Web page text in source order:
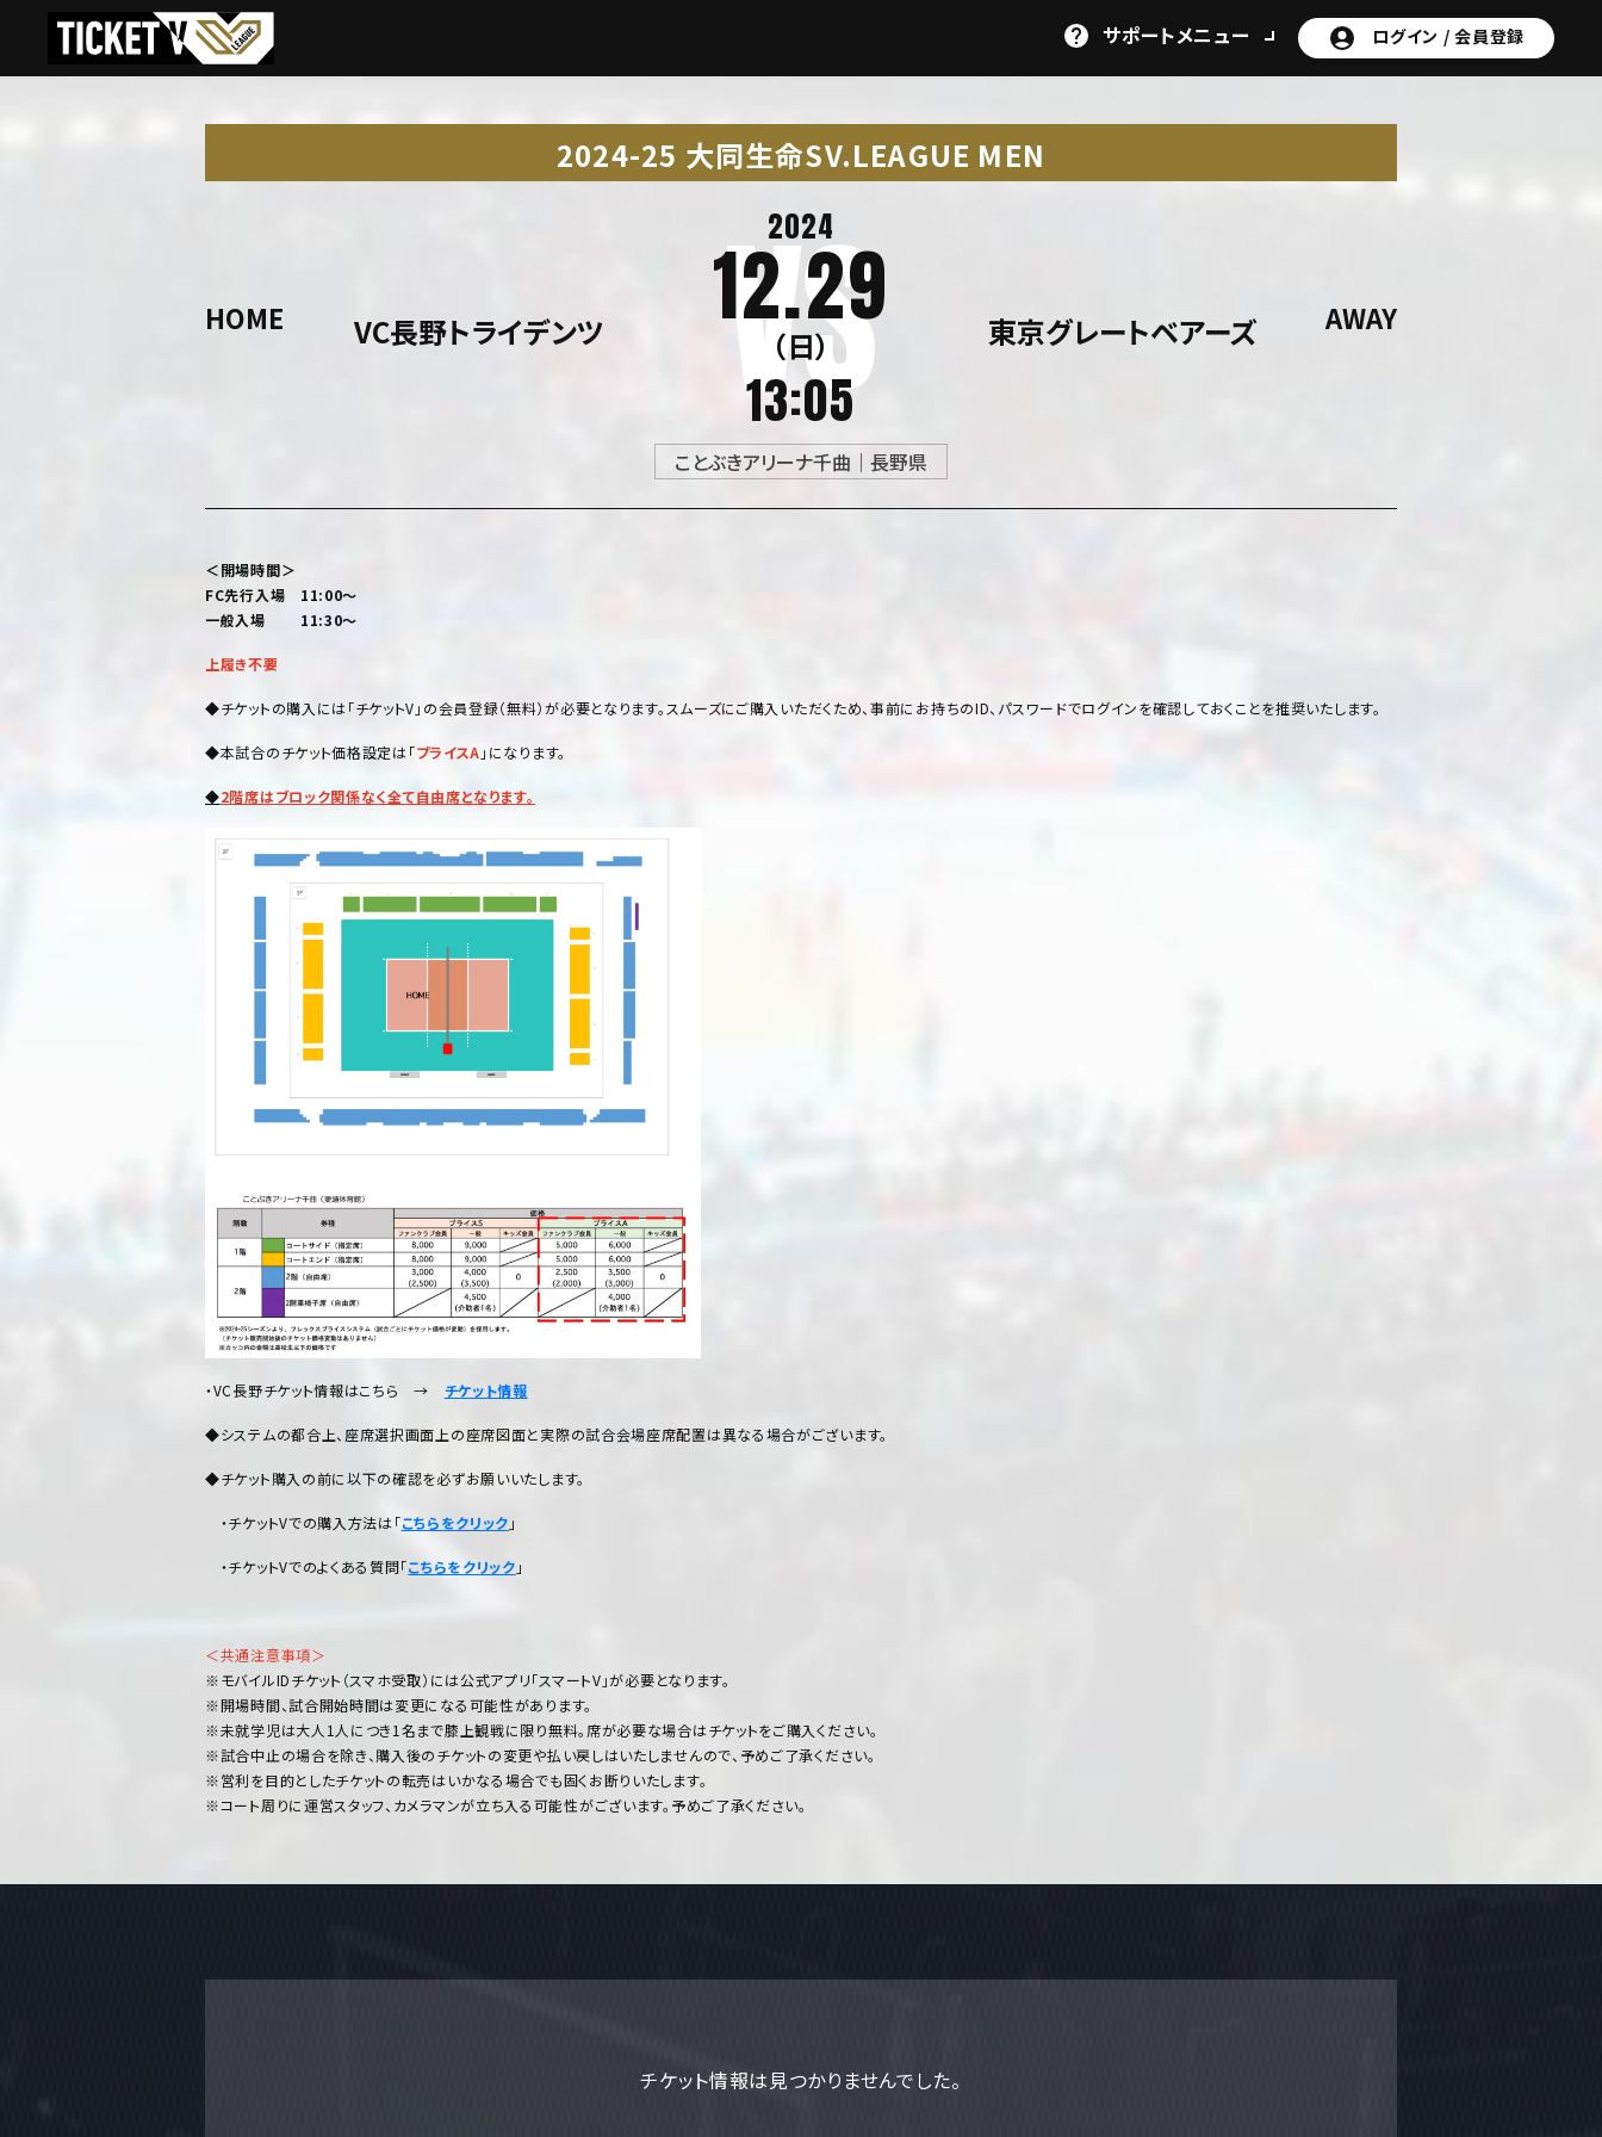
サポートメニュー ログイン /会員登録
2024-25 大同生命SV.LEAGUE MEN
HOME VC長野トライデンツ
2024
12.29
（日）
13:05
AWAY
東京グレートベアーズ
ことぶきアリーナ千曲｜長野県
＜開場時間＞
FC先行入場 11:00〜
一般入場 11:30〜
上履き不要
◆チケットの購入には「チケットV」の会員登録（無料）が必要となります。スムーズにご購入いただくため、事前にお持ちのID、パスワードでログインを確認しておくことを推奨いたします。
◆本試合のチケット価格設定は「プライスA 」になります。
◆2階席はブロック関係なく全て自由席となります。
・VC長野チケット情報はこちら → チケット情報
◆システムの都合上、座席選択画面上の座席図面と実際の試合会場座席配置は異なる場合がございます。
◆チケット購入の前に以下の確認を必ずお願いいたします。
・チケットVでの購入方法は「こちらをクリック 」
・チケットVでのよくある質問「こちらをクリック 」
＜共通注意事項＞
※モバイルIDチケット（スマホ受取）には公式アプリ「スマートV」が必要となります。
※開場時間、試合開始時間は変更になる可能性があります。
※未就学児は大人1人につき1名まで膝上観戦に限り無料。席が必要な場合はチケットをご購入ください。
※試合中止の場合を除き、購入後のチケットの変更や払い戻しはいたしませんので、予めご了承ください。
※営利を目的としたチケットの転売はいかなる場合でも固くお断りいたします。
※コート周りに運営スタッフ、カメラマンが立ち入る可能性がございます。予めご了承ください。
チケット情報は見つかりませんでした。